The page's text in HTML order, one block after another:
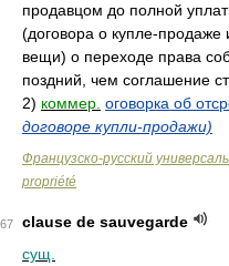
продавцом до полной
(договора о купле-
вещи) о переходе права
поздний, чем соглашение
2) коммер. оговорка об
договоре купли-продажи)
Французско-русский
propriété
67
clause de sauvegarde
сущ.